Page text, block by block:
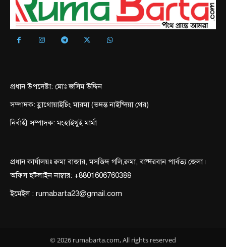
প্রধান উপদেষ্টা: মোঃ জসিম উদ্দিন
সম্পাদক: হ্লাথোয়াইচিং মারমা (ভদন্ত নাইন্দিয়া থের)
নির্বাহী সম্পাদক: মংহাইথুই মার্মা
প্রধান কার্যালয়ঃ রুমা বাজার, মসজিদ গলি,রুমা, বান্দরবান পার্বত্য জেলা।
অফিস হটলাইন নাম্বার: +8801606760388
ইমেইল : rumabarta23@gmail.com
© 2026 rumabarta.com, All rights reserved